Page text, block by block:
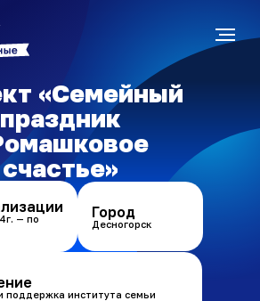
«Семейный
праздник
счастье»
— по
Город
Десногорск
поддержка института семьи